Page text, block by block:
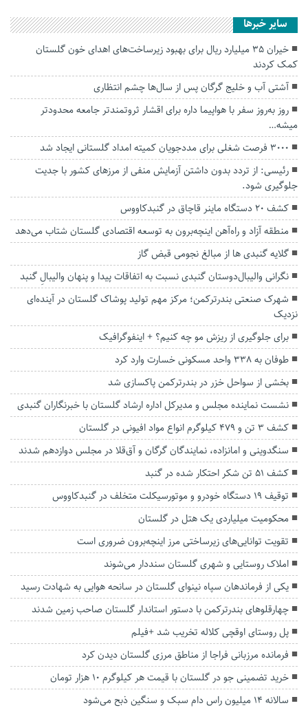
سایر خبرها
خیران ۳۵ میلیارد ریال برای بهبود زیرساخت‌های اهدای خون گلستان
کمک کردند
آشتی آب و خلیج گرگان پس از سال‌ها چشم انتظاری
روز به‌روز سفر با هواپیما داره برای اقشار ثروتمندتر جامعه محدودتر‌
میشه…
۳۰۰۰ فرصت شغلی برای مددجویان کمیته امداد گلستانی ایجاد شد
رئیسی: از تردد بدون داشتن آزمایش منفی از مرزهای کشور با جدیت
جلوگیری شود.
کشف 20 دستگاه ماينر قاچاق در گنبدکاووس
منطقه آزاد و راه‌آهن اینچه‌برون به توسعه اقتصادی گلستان شتاب می‌دهد
گلایه گنبدی ها از مبالغ نجومی قبض گاز
نگرانی والیبال‌دوستان گنبدی نسبت به اتفاقات‌ پیدا و پنهان والیبالِ گنبد
شهرک صنعتی بندرترکمن؛ مرکز مهم تولید پوشاک گلستان در آینده‌ای
نزدیک
برای جلوگیری از ریزش مو چه کنیم؟ + اینفوگرافیک
طوفان به ۳۳۸ واحد مسکونی خسارت وارد کرد
بخشی از سواحل خزر در بندرترکمن پاکسازی شد
نشست نماینده مجلس و مدیرکل اداره ارشاد گلستان با خبرنگاران گنبدی
کشف ۳ تن و ۴۷۹ کیلوگرم انواع مواد افیونی در گلستان
سنگدوینی و امانزاده، نمایندگان گرگان و آق‌قلا در مجلس دوازدهم شدند
کشف ۵۱ تن شکر احتکار شده در گنبد
توقيف 19 دستگاه خودرو و موتورسيكلت متخلف در گنبدكاووس
محکومیت میلیاردی یک هتل در گلستان
تقویت توانایی‌های زیرساختی مرز اینچه‌برون ضروری است
املاک روستایی و شهری گلستان سنددار می‌شوند
یکی از فرماندهان سپاه نینوای گلستان در سانحه هوایی به شهادت رسید
چهارقلوهای بندرترکمن با دستور استاندار گلستان صاحب زمین شدند
پل روستای اوقچی کلاله تخریب شد +فیلم
فرمانده مرزبانی فراجا از مناطق مرزی گلستان دیدن کرد
خرید تضمینی جو در گلستان با قیمت هر کیلوگرم ۱۰ هزار تومان
سالانه ۱۴ میلیون راس دام سبک و سنگین ذبح می‌شود